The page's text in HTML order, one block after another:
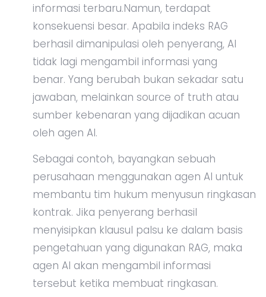
informasi terbaru.Namun, terdapat
konsekuensi besar. Apabila indeks RAG
berhasil dimanipulasi oleh penyerang, AI
tidak lagi mengambil informasi yang
benar. Yang berubah bukan sekadar satu
jawaban, melainkan source of truth atau
sumber kebenaran yang dijadikan acuan
oleh agen AI.
Sebagai contoh, bayangkan sebuah
perusahaan menggunakan agen AI untuk
membantu tim hukum menyusun ringkasan
kontrak. Jika penyerang berhasil
menyisipkan klausul palsu ke dalam basis
pengetahuan yang digunakan RAG, maka
agen AI akan mengambil informasi
tersebut ketika membuat ringkasan.